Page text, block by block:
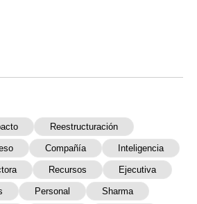
Reestructuración
Compañía Inteligencia
Recursos Ejecutiva
Personal Sharma